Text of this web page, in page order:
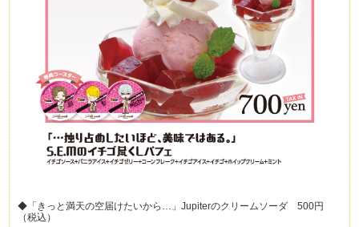
◆「きっと満天の空届けたいから…」Jupiterのクリームソーダ 500円
（税込）